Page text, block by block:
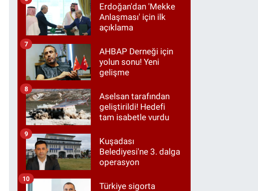
Erdoğan'dan 'Mekke
Anlaşması' için ilk
açıklama
AHBAP Derneği için
yolun sonu! Yeni
gelişme
7
Aselsan tarafından
geliştirildi! Hedefi
tam isabetle vurdu
8
Kuşadası
Belediyesi'ne 3. dalga
operasyon
9
Türkiye sigorta
10